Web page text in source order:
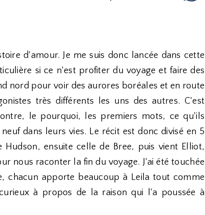
d'amour. Je me suis donc lancée dans cette
si ce n'est profiter du voyage et faire des
nord pour voir des aurores boréales et en route
très différents les uns des autres. C'est
le pourquoi, les premiers mots, ce qu'ils
dans leurs vies. Le récit est donc divisé en 5
ensuite celle de Bree, puis vient Elliot,
nous raconter la fin du voyage. J'ai été touchée
chacun apporte beaucoup à Leila tout comme
à propos de la raison qui l'a poussée à